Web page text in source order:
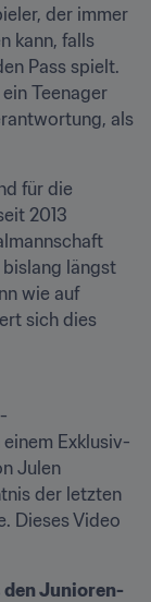
der immer
kann, falls
Pass spielt.
Teenager
als
für die
2013
längst
wie auf
sich dies
Exklusiv-
Julen
der letzten
Dieses Video
den Junioren-